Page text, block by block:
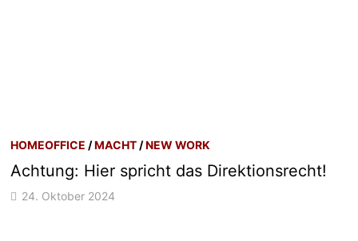
HOMEOFFICE /MACHT /NEW WORK
Achtung: Hier spricht das Direktionsrecht!
24. Oktober 2024